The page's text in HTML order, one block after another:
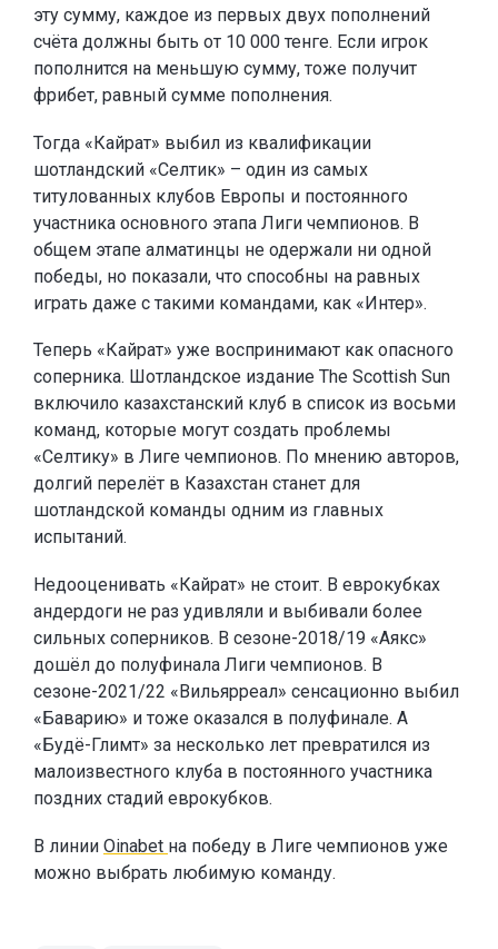
эту сумму, каждое из первых двух пополнений
счёта должны быть от 10 000 тенге. Если игрок
пополнится на меньшую сумму, тоже получит
фрибет, равный сумме пополнения.
Тогда «Кайрат» выбил из квалификации
шотландский «Селтик» – один из самых
титулованных клубов Европы и постоянного
участника основного этапа Лиги чемпионов. В
общем этапе алматинцы не одержали ни одной
победы, но показали, что способны на равных
играть даже с такими командами, как «Интер».
Теперь «Кайрат» уже воспринимают как опасного
соперника. Шотландское издание The Scottish Sun
включило казахстанский клуб в список из восьми
команд, которые могут создать проблемы
«Селтику» в Лиге чемпионов. По мнению авторов,
долгий перелёт в Казахстан станет для
шотландской команды одним из главных
испытаний.
Недооценивать «Кайрат» не стоит. В еврокубках
андердоги не раз удивляли и выбивали более
сильных соперников. В сезоне-2018/19 «Аякс»
дошёл до полуфинала Лиги чемпионов. В
сезоне-2021/22 «Вильярреал» сенсационно выбил
«Баварию» и тоже оказался в полуфинале. А
«Будё-Глимт» за несколько лет превратился из
малоизвестного клуба в постоянного участника
поздних стадий еврокубков.
В линии Oinabet на победу в Лиге чемпионов уже
можно выбрать любимую команду.